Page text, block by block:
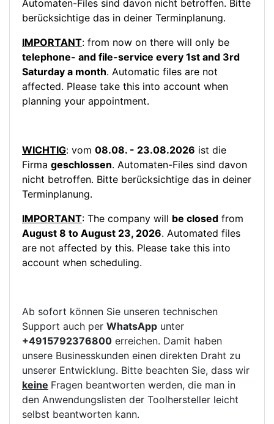
Automaten-Files sind davon nicht betroffen. Bitte
berücksichtige das in deiner Terminplanung.
IMPORTANT: from now on there will only be
telephone- and file-service every 1st and 3rd
Saturday a month. Automatic files are not
affected. Please take this into account when
planning your appointment.
WICHTIG: vom 08.08. - 23.08.2026 ist die
Firma geschlossen. Automaten-Files sind davon
nicht betroffen. Bitte berücksichtige das in deiner
Terminplanung.
IMPORTANT: The company will be closed from
August 8 to August 23, 2026. Automated files
are not affected by this. Please take this into
account when scheduling.
Ab sofort können Sie unseren technischen
Support auch per WhatsApp unter
+4915792376800 erreichen. Damit haben
unsere Businesskunden einen direkten Draht zu
unserer Entwicklung. Bitte beachten Sie, dass wir
keine Fragen beantworten werden, die man in
den Anwendungslisten der Toolhersteller leicht
selbst beantworten kann.